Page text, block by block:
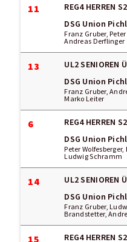
11 REG4 HERREN
DSG Union
Franz Gruber,
Andreas Derflinger
13 UL2 SENIOREN
DSG Union
Franz Gruber,
Marko Leiter
6 REG4 HERREN
DSG Union
Peter
Ludwig Schramm
14 UL2 SENIOREN
DSG Union
Franz Gruber,
Brandstetter,
15 REG4 HERREN